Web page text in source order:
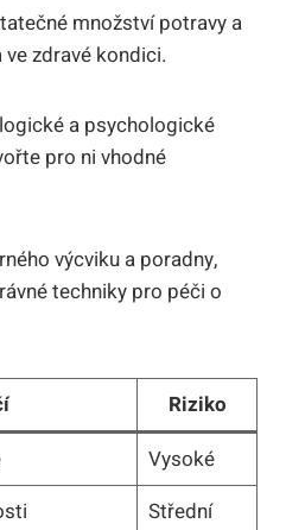
množství potravy a
zdravé kondici.
a psychologické
pro ni vhodné
výcviku a poradny,
techniky pro péči o
Riziko
Vysoké
Střední